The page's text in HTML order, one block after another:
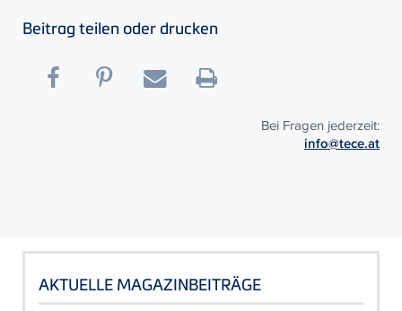
Beitrag teilen oder drucken
Bei Fragen jederzeit:
info@tece.at
AKTUELLE MAGAZINBEITRÄGE